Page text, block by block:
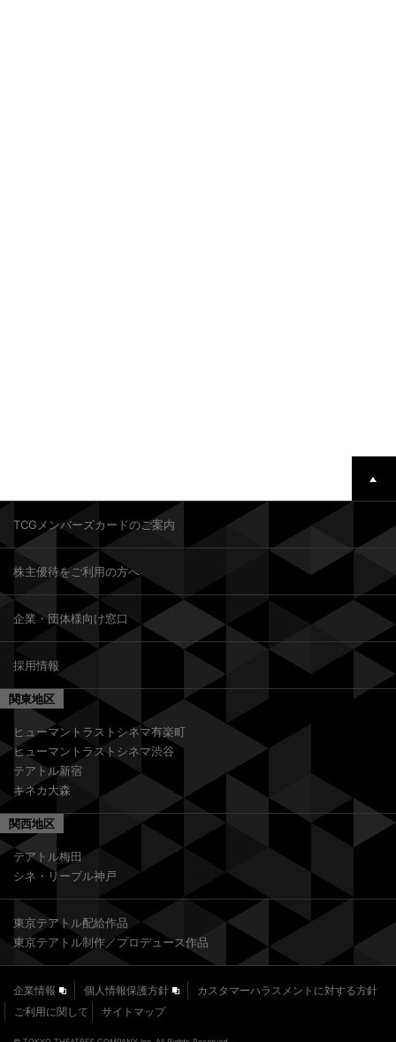
TCGメンバーズカードのご案内
株主優待をご利用の方へ
企業・団体様向け窓口
採用情報
関東地区
ヒューマントラストシネマ有楽町
ヒューマントラストシネマ渋谷
テアトル新宿
キネカ大森
関西地区
テアトル梅田
シネ・リーブル神戸
東京テアトル配給作品
東京テアトル制作／プロデュース作品
企業情報 個人情報保護方針
カスタマーハラスメントに対する方針
ご利用に関して
サイトマップ